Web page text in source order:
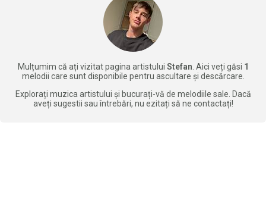
Mulțumim că ați vizitat pagina artistului Stefan . Aici veți găsi 1
melodii care sunt disponibile pentru ascultare și descărcare.
Explorați muzica artistului și bucurați-vă de melodiile sale. Dacă
aveți sugestii sau întrebări, nu ezitați să ne contactați!